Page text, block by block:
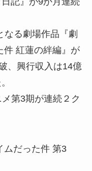
なる劇場作品『劇
件 紅蓮の絆編』が
、興行収入は14億
第3期が連続２ク
ムだった件 第3